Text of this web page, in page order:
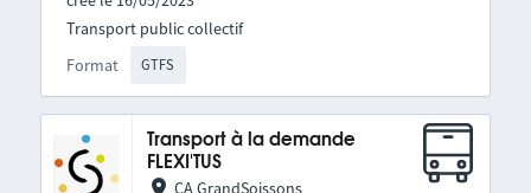
Format GTFS
Transport public collectif
Transport à la demande
FLEXI'TUS
CA GrandSoissons